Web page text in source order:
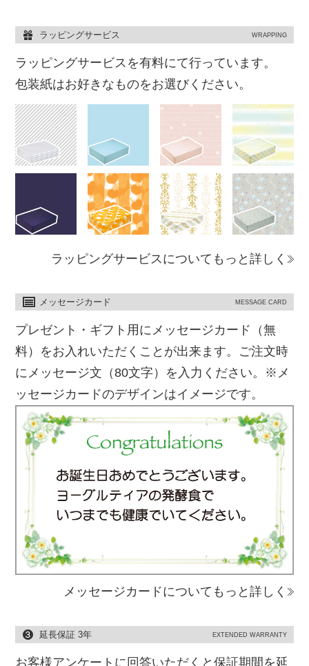
ラッピングサービス WRAPPING
ラッピングサービスを有料にて行っています。
包装紙はお好きなものをお選びください。
ラッピングサービスについてもっと詳しく
メッセージカード MESSAGE CARD
プレゼント・ギフト用にメッセージカード（無
料）をお入れいただくことが出来ます。ご注文時
にメッセージ文（80文字）を入力ください。※メ
ッセージカードのデザインはイメージです。
メッセージカードについてもっと詳しく
延長保証 3年 EXTENDED WARRANTY
お客様アンケートに回答いただくと保証期間を延